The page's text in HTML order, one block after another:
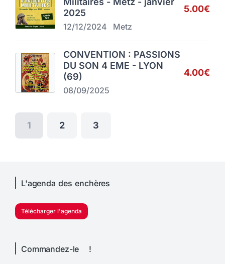
2025
12/12/2024 Metz
5.00€
CONVENTION : PASSIONS
DU SON 4 EME - LYON
(69)
08/09/2025
4.00€
1 2 3
L'agenda des enchères
Télécharger l'agenda
Commandez-le !